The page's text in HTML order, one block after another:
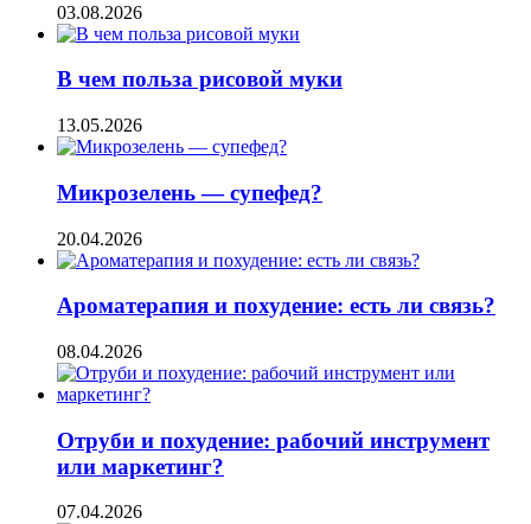
03.08.2026
В чем польза рисовой муки
13.05.2026
Микрозелень — супефед?
20.04.2026
Ароматерапия и похудение: есть ли связь?
08.04.2026
Отруби и похудение: рабочий инструмент
или маркетинг?
07.04.2026